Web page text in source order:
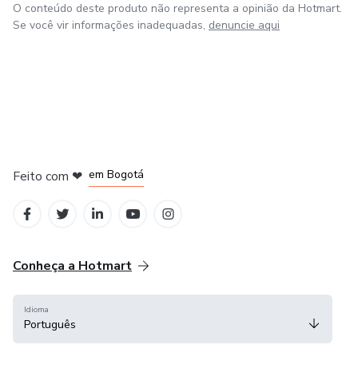
O conteúdo deste produto não representa a opinião da Hotmart.
Se você vir informações inadequadas, denuncie aqui
Feito com ❤ em Bogotá
Conheça a Hotmart
Idioma
Português